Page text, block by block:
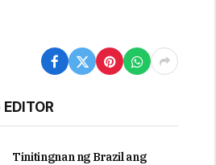
EDITOR
Tinitingnan ng Brazil ang